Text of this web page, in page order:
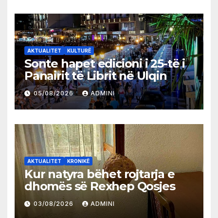
AKTUALITET KULTURË
Sonte hapet edicioni i 25-të i
Panairit të Librit në Ulqin
05/08/2026 ADMINI
AKTUALITET KRONIKË
Kur natyra bëhet rojtarja e
dhomës së Rexhep Qosjes
03/08/2026 ADMINI